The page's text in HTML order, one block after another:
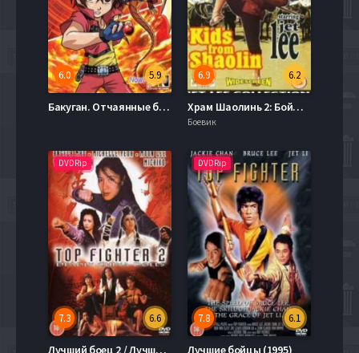
5.9
6.0
Бакуган. Отчаянные бойцы (2007-2009) 1,2 сезон
6.2
6.9
Храм Шаолинь 2: Бойцы Шаолинь (1984)
Боевик
DVDRip
6.6
7.3
Лучший боец 2 / Лучшие бойцы 2 (1996)
DVDRip
6.1
7.8
Лучшие бойцы (1995)